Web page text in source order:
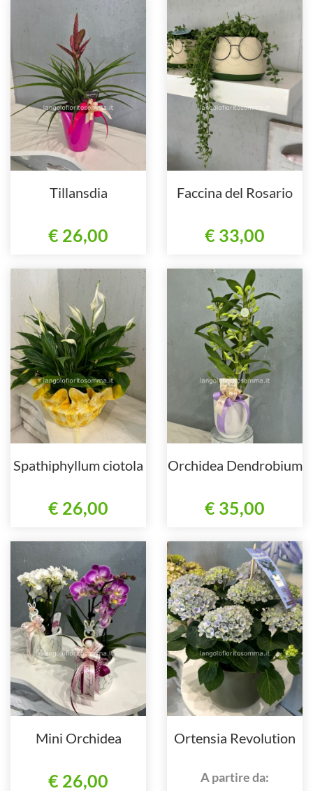
Tillansdia
€ 26,00
Faccina del Rosario
€ 33,00
Spathiphyllum ciotola
€ 26,00
Orchidea Dendrobium
€ 35,00
Mini Orchidea
€ 26,00
Ortensia Revolution
A partire da: